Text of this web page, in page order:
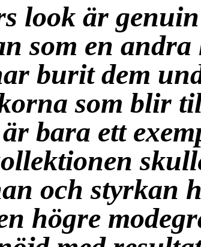
look är
som en andra
burit dem
som blir
bara ett
och styrkan
högre